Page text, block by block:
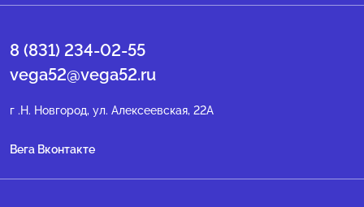
8 (831) 234-02-55
vega52@vega52.ru
г .Н. Новгород, ул. Алексеевская, 22А
Вега Вконтакте